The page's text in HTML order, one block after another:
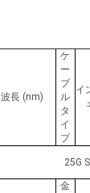
波長 (nm)
ケ
ー
ブ
ル
タ
イ
プ
イ
25G
金